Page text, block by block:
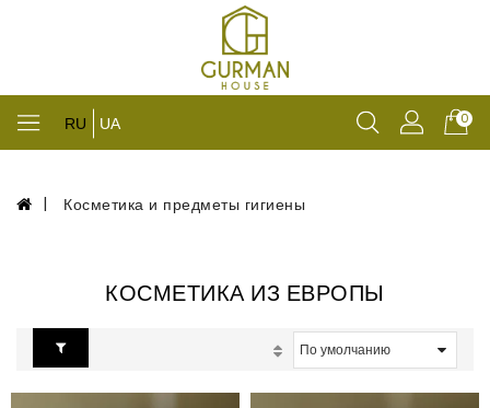
RU UA 0
Косметика и предметы гигиены
КОСМЕТИКА ИЗ ЕВРОПЫ